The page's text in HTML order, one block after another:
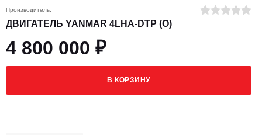
Производитель:
ДВИГАТЕЛЬ YANMAR 4LHA-DTP (O)
4 800 000 ₽
В КОРЗИНУ